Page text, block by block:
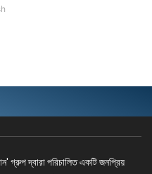
গ্রুপ দ্বারা পরিচালিত একটি জনপ্রিয়